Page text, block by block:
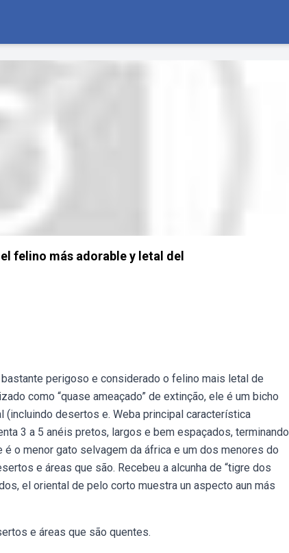
felino más adorable y letal del
perigoso e considerado o felino mais letal de
como “quase ameaçado” de extinção, ele é um bicho
(incluindo desertos e. Weba principal característica
3 a 5 anéis pretos, largos e bem espaçados, terminando
é o menor gato selvagem da áfrica e um dos menores do
e áreas que são. Recebeu a alcunha de “tigre dos
el oriental de pelo corto muestra un aspecto aun más
e áreas que são quentes.